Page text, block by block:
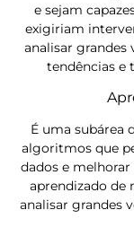
e sejam
exigiriam
analisar grandes
tendências e
É uma subárea
algoritmos que
dados e
aprendizado de
analisar grandes